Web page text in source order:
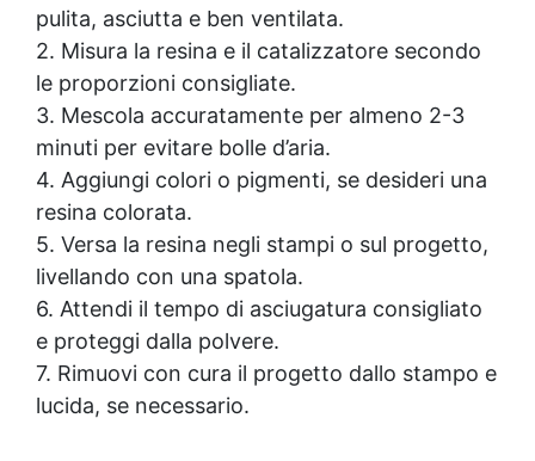
pulita, asciutta e ben ventilata.
2. Misura la resina e il catalizzatore secondo
le proporzioni consigliate.
3. Mescola accuratamente per almeno 2-3
minuti per evitare bolle d’aria.
4. Aggiungi colori o pigmenti, se desideri una
resina colorata.
5. Versa la resina negli stampi o sul progetto,
livellando con una spatola.
6. Attendi il tempo di asciugatura consigliato
e proteggi dalla polvere.
7. Rimuovi con cura il progetto dallo stampo e
lucida, se necessario.